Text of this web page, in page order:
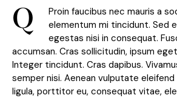
Q
Proin faucibus nec mauris a
elementum mi tincidunt. Sed
egestas nisi in consequat.
accumsan. Cras sollicitudin, ipsum
Integer tincidunt. Cras dapibus.
semper nisi. Aenean vulputate
ligula, porttitor eu, consequat vitae,